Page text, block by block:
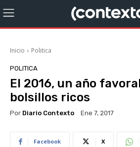
Inicio Politica
POLITICA
El 2016, un año
bolsillos ricos
Por Diario Contexto Ene 7, 2017
Facebook X